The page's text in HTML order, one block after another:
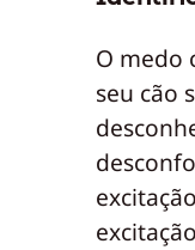
O medo
seu cão